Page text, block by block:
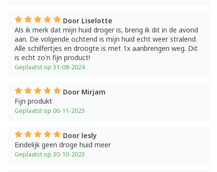
Door Liselotte
Als ik merk dat mijn huid droger is, breng ik dit in de avond
aan. De volgende ochtend is mijn huid echt weer stralend.
Alle schilfertjes en droogte is met 1x aanbrengen weg. Dit
is echt zo'n fijn product!
Geplaatst op 31-08-2024
Door Mirjam
Fijn produkt
Geplaatst op 06-11-2023
Door lesly
Eindelijk geen droge huid meer
Geplaatst op 30-10-2023